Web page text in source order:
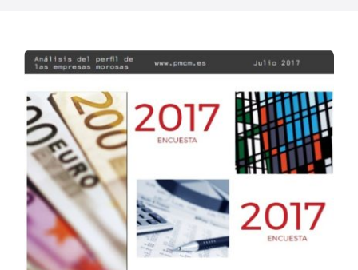
Documentación
Agenda
Blog